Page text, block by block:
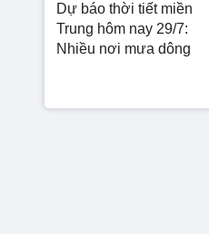
Dự báo thời tiết miền
Trung hôm nay 29/7:
Nhiều nơi mưa dông